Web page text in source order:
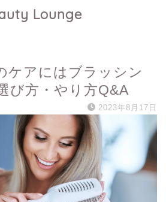
Lounge
ケアにはブラッシン
び方・やり方Q&A
2023年8月17日